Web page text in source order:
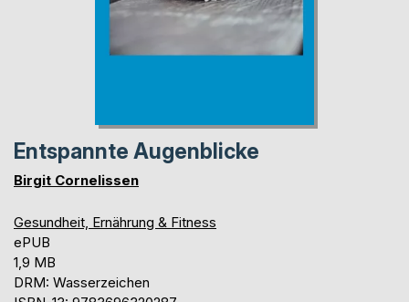
Entspannte Augenblicke
Birgit Cornelissen
Gesundheit, Ernährung & Fitness
ePUB
1,9 MB
DRM: Wasserzeichen